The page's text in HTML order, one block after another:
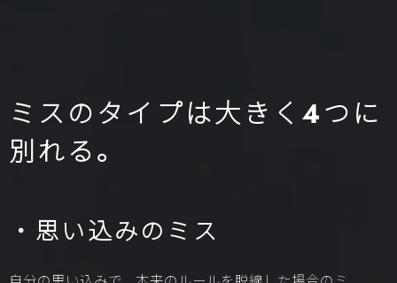
ミスのタイプは大きく4つに
別れる。
・思い込みのミス